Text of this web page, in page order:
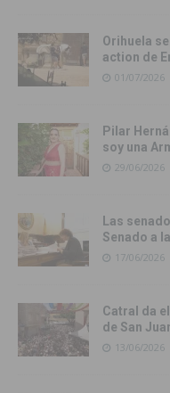
Orihuela
action de
01/07/2026
Pilar
soy una
29/06/2026
Las
Senado a
17/06/2026
Catral da
de San
13/06/2026